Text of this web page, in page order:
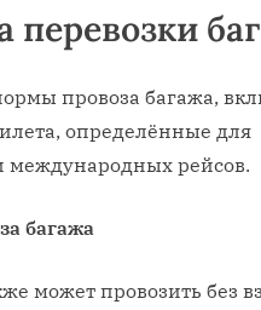
перевозки
провоза багажа,
определённые для
международных рейсов.
багажа
может провозить без